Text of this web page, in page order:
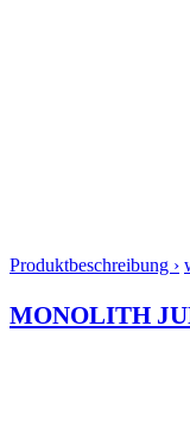
Produktbeschreibung ›
MONOLITH